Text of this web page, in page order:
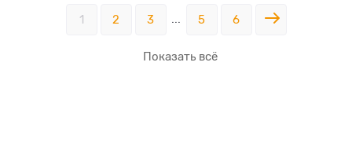
1 2 3 5 6
Показать всё